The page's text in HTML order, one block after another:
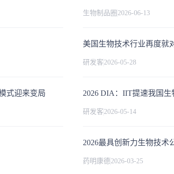
生物制品圈 2026-06-13
美国生物技术行业再度就
研发客 2026-05-28
式迎来变局 2026 DIA：IIT提速我国
研发客 2026-05-14
2026最具创新力生物技术
药明康德2026-03-25